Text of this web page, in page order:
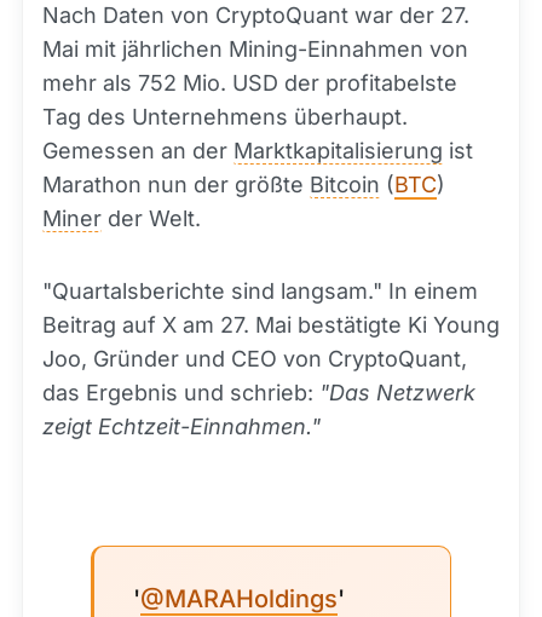
Nach Daten von CryptoQuant war der 27.
Mai mit jährlichen Mining-Einnahmen von
mehr als 752 Mio. USD der profitabelste
Tag des Unternehmens überhaupt.
Gemessen an der Marktkapitalisierung ist
Marathon nun der größte Bitcoin (BTC)
Miner der Welt.
"Quartalsberichte sind langsam." In einem
Beitrag auf X am 27. Mai bestätigte Ki Young
Joo, Gründer und CEO von CryptoQuant,
das Ergebnis und schrieb: "Das Netzwerk
zeigt Echtzeit-Einnahmen."
'@MARAHoldings'